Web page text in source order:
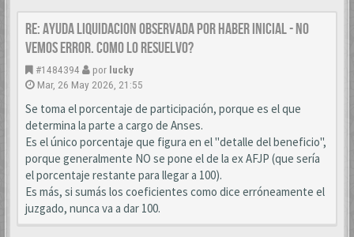
Re: AYUDA LIQUIDACION OBSERVADA POR HABER INICIAL - NO
VEMOS ERROR. COMO LO RESUELVO?
#1484394 por lucky
Mar, 26 May 2026, 21:55
Se toma el porcentaje de participación, porque es el que
determina la parte a cargo de Anses.
Es el único porcentaje que figura en el "detalle del beneficio",
porque generalmente NO se pone el de la ex AFJP (que sería
el porcentaje restante para llegar a 100).
Es más, si sumás los coeficientes como dice erróneamente el
juzgado, nunca va a dar 100.